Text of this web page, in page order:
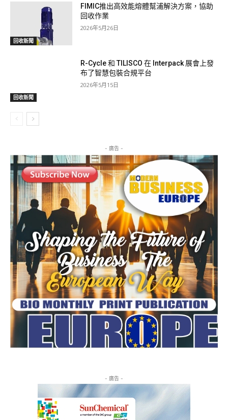
回收新聞
FIMIC推出高效能熔體幫浦解決方案，協助
回收作業
2026年5月26日
回收新聞
R-Cycle 和 TILISCO 在 Interpack 展會上發
布了智慧包裝合規平台
2026年5月15日
- 廣告 -
- 廣告 -